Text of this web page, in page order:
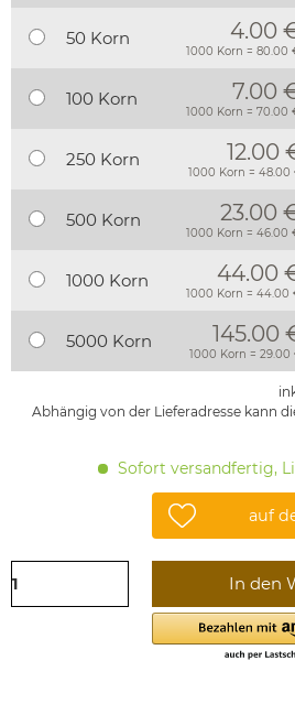
50 Korn 4.00
1000 Korn = 80.00
100 Korn 7.00
1000 Korn = 70.00
250 Korn 12.00
1000 Korn = 48.00
500 Korn 23.00
1000 Korn = 46.00
1000 Korn 44.00
1000 Korn = 44.00
5000 Korn 145.00
1000 Korn = 29.00
Abhängig von der Lieferadresse kann
Sofort versandfertig,
auf
In den